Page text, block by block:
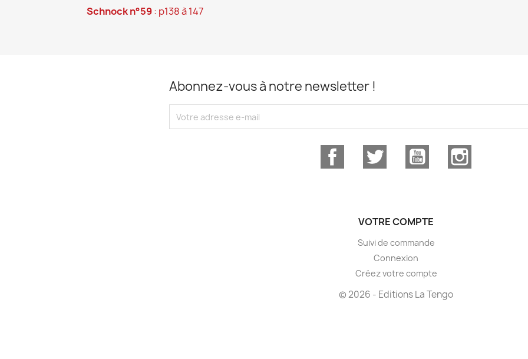
Schnock n°59: p138 à 147
Abonnez-vous à notre newsletter !
Facebook Twitter YouTube
VOTRE COMPTE
Suivi de commande
Connexion
Créez votre compte
© 2026 - Editions La Tengo